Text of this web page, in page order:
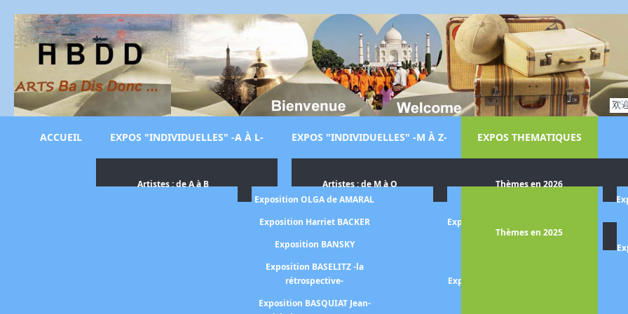
ACCUEIL EXPOS "INDIVIDUELLES" -A À L-
Artistes : de A à B
Exposition OLGA de AMARAL
Exposition Harriet BACKER
Exposition BANSKY
Exposition BASELITZ -la
rétrospective-
Exposition BASQUIAT Jean-
EXPOS "INDIVIDUELLES" -M À Z-
Artistes : de M à O
Exposition Le monde de Steve
MCCURRY
Exposition Aristide MAILLOL -
EXPOS THEMATIQUES
Thèmes en 2026
Thèmes en 2025